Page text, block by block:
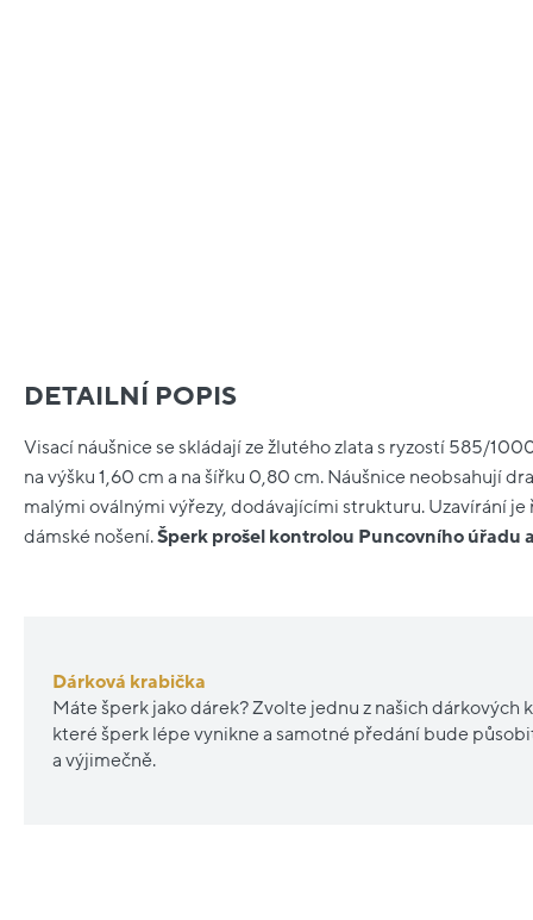
DETAILNÍ POPIS
Visací náušnice se skládají ze žlutého zlata s ryzostí 585/
na výšku 1,60 cm a na šířku 0,80 cm. Náušnice neobsahují
malými oválnými výřezy, dodávajícími strukturu. Uzavírání
dámské nošení.Šperk prošel kontrolou Puncovního úřadu
Dárková krabička
Máte šperk jako dárek? Zvolte jednu z našich dárkových
které šperk lépe vynikne a samotné předání bude
a výjimečně.